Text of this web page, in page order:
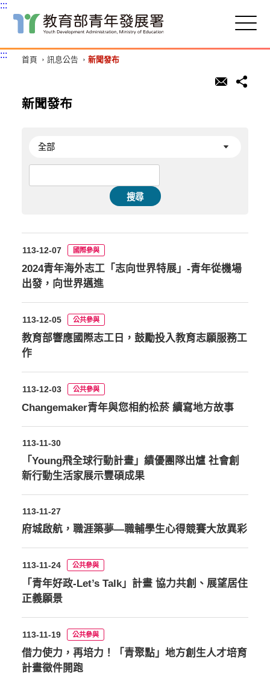
主
要
塊
:::
::: 首頁 訊息公告 新聞發布
新聞發布
搜尋
113-12-07 國際參與
2024青年海外志工「志向世界特展」-青年從機場
出發，向世界邁進
113-12-05 公共參與
教育部響應國際志工日，鼓勵投入教育志願服務工
作
113-12-03 公共參與
Changemaker青年與您相約松菸 續寫地方故事
113-11-30
「Young飛全球行動計畫」績優團隊出爐 社會創
新行動生活家展示豐碩成果
113-11-27
府城啟航，職涯築夢—職輔學生心得競賽大放異彩
113-11-24 公共參與
「青年好政-Let’s Talk」計畫 協力共創、展望居住
正義願景
113-11-19 公共參與
借力使力，再培力！「青聚點」地方創生人才培育
計畫徵件開跑